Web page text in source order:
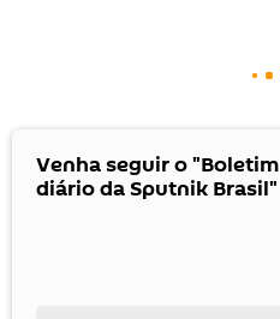
Venha seguir o "Boletim
diário da Sputnik Brasil"